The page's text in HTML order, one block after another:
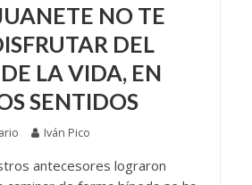
NO TE
DEL
LA VIDA, EN
SENTIDOS
Iván Pico
antecesores lograron